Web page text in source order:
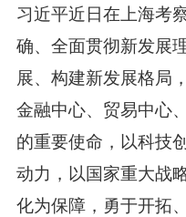
习近平近日在上海考
确、全面贯彻新发展
展、构建新发展格局
金融中心、贸易中心
的重要使命，以科技
动力，以国家重大战
化为保障，勇于开拓